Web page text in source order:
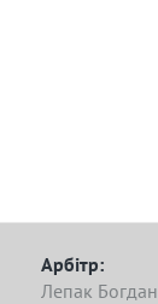
Арбітр:
Лепак Богдан